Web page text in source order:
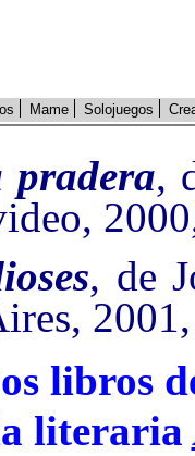
Mame Solojuegos
pradera,
, de
libros
literaria